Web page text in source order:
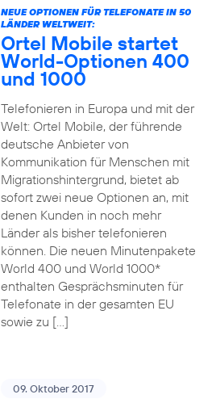
NEUE OPTIONEN FÜR TELEFONATE IN 50
LÄNDER WELTWEIT:
Ortel Mobile startet
World-Optionen 400
und 1000
Telefonieren in Europa und mit der
Welt: Ortel Mobile, der führende
deutsche Anbieter von
Kommunikation für Menschen mit
Migrationshintergrund, bietet ab
sofort zwei neue Optionen an, mit
denen Kunden in noch mehr
Länder als bisher telefonieren
können. Die neuen Minutenpakete
World 400 und World 1000*
enthalten Gesprächsminuten für
Telefonate in der gesamten EU
sowie zu […]
09. Oktober 2017